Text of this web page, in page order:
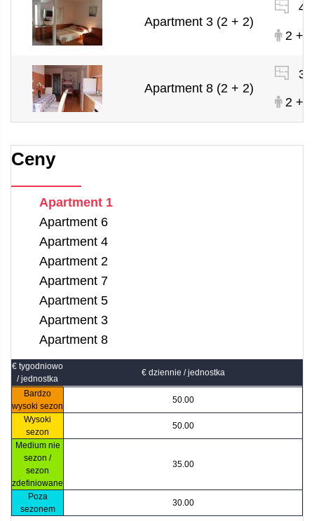
Apartment 3 (2 + 2)
2 + 2
Apartment 8 (2 + 2)
2 + 2
Ceny
Apartment 1
Apartment 6
Apartment 4
Apartment 2
Apartment 7
Apartment 5
Apartment 3
Apartment 8
€ tygodniowo
/ jednostka
€ dziennie / jednostka
Bardzo
wysoki sezon
50.00
Wysoki
sezon
50.00
Medium nie
sezon /
sezon
zdefiniowane
35.00
Poza
sezonem
30.00